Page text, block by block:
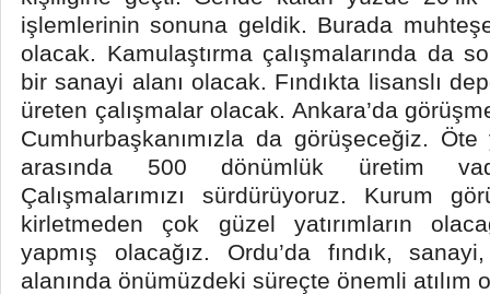
işlemlerinin sonuna geldik. Burada
olacak. Kamulaştırma çalışmalarında da
bir sanayi alanı olacak. Fındıkta lisanslı
üreten çalışmalar olacak. Ankara’da
Cumhurbaşkanımızla da görüşeceğiz.
arasında 500 dönümlük üretim
Çalışmalarımızı sürdürüyoruz. Kurum
kirletmeden çok güzel yatırımların
yapmış olacağız. Ordu’da fındık,
alanında önümüzdeki süreçte önemli atılım